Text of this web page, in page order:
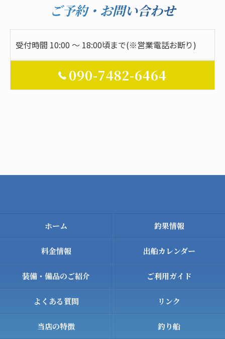
ご予約・お問い合わせ
受付時間 10:00 ～ 18:00頃まで(※営業電話お断り)
090-7482-6464
ホーム 釣果情報
料金情報 出船カレンダー
装備・備品のご紹介 ご利用ガイド
よくある質問 リンク
当店の特徴 釣り船